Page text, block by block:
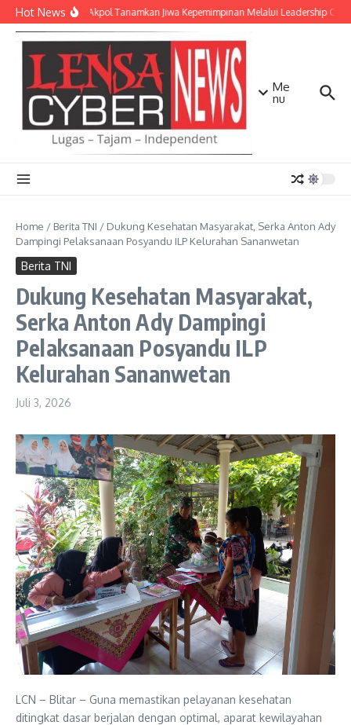
Lewati ke konten
Hot NewsTaruna Akpol Tanamkan Jiwa Kepemimpinan Melalui Leadership
Me
nu
Home / Berita TNI / Dukung Kesehatan Masyarakat, Serka Anton Ady
Dampingi Pelaksanaan Posyandu ILP Kelurahan Sananwetan
Berita TNI
Dukung Kesehatan Masyarakat,
Serka Anton Ady Dampingi
Pelaksanaan Posyandu ILP
Kelurahan Sananwetan
Juli 3, 2026
LCN – Blitar – Guna memastikan pelayanan kesehatan
ditingkat dasar berjalan dengan optimal, aparat kewilayahan